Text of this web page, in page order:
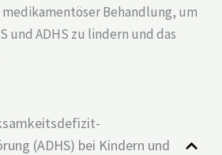
Behandlung, um
und ADHS zu lindern und das
(ADHS) bei Kindern und